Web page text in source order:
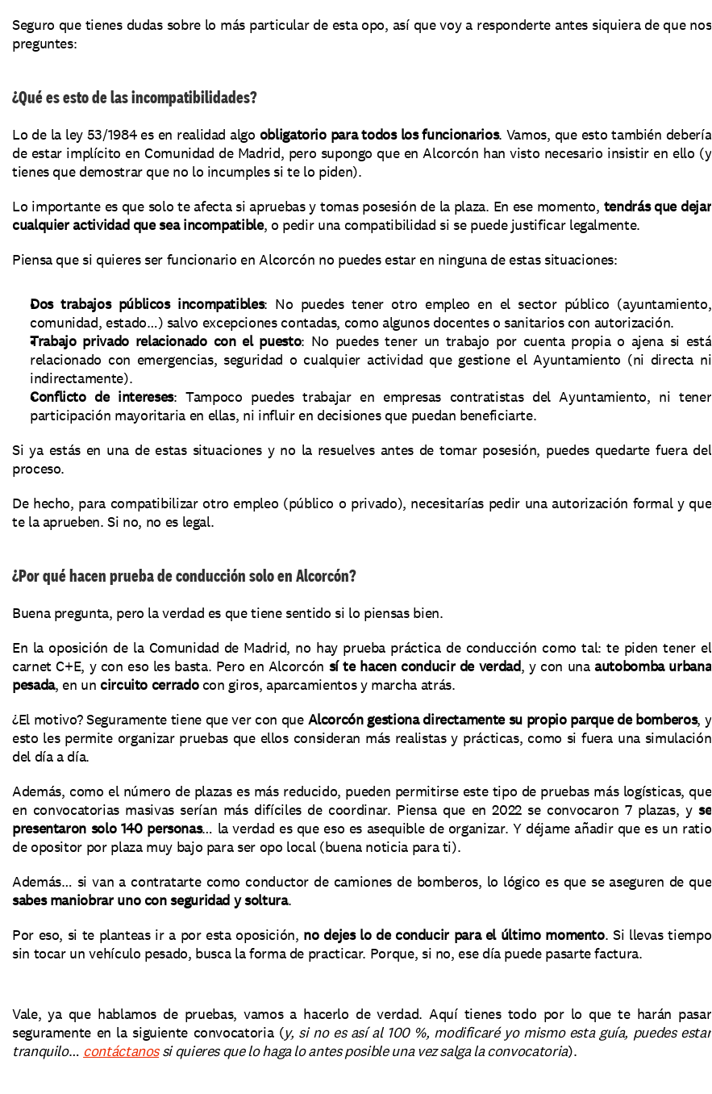
Seguro que tienes dudas sobre lo más particular de esta opo, así que voy a responderte antes siquiera de que nos
preguntes:
¿Qué es esto de las incompatibilidades?
Lo de la ley 53/1984 es en realidad algo obligatorio para todos los funcionarios. Vamos, que esto también debería
de estar implícito en Comunidad de Madrid, pero supongo que en Alcorcón han visto necesario insistir en ello (y
tienes que demostrar que no lo incumples si te lo piden).
Lo importante es que solo te afecta si apruebas y tomas posesión de la plaza. En ese momento, tendrás que dejar
cualquier actividad que sea incompatible, o pedir una compatibilidad si se puede justificar legalmente.
Piensa que si quieres ser funcionario en Alcorcón no puedes estar en ninguna de estas situaciones:
Dos trabajos públicos incompatibles: No puedes tener otro empleo en el sector público (ayuntamiento,
comunidad, estado…) salvo excepciones contadas, como algunos docentes o sanitarios con autorización.
Trabajo privado relacionado con el puesto: No puedes tener un trabajo por cuenta propia o ajena si está
relacionado con emergencias, seguridad o cualquier actividad que gestione el Ayuntamiento (ni directa ni
indirectamente).
Conflicto de intereses: Tampoco puedes trabajar en empresas contratistas del Ayuntamiento, ni tener
participación mayoritaria en ellas, ni influir en decisiones que puedan beneficiarte.
Si ya estás en una de estas situaciones y no la resuelves antes de tomar posesión, puedes quedarte fuera del
proceso.
De hecho, para compatibilizar otro empleo (público o privado), necesitarías pedir una autorización formal y que
te la aprueben. Si no, no es legal.
¿Por qué hacen prueba de conducción solo en Alcorcón?
Buena pregunta, pero la verdad es que tiene sentido si lo piensas bien.
En la oposición de la Comunidad de Madrid, no hay prueba práctica de conducción como tal: te piden tener el
carnet C+E, y con eso les basta. Pero en Alcorcón sí te hacen conducir de verdad, y con una autobomba urbana
pesada, en un circuito cerrado con giros, aparcamientos y marcha atrás.
¿El motivo? Seguramente tiene que ver con que Alcorcón gestiona directamente su propio parque de bomberos, y
esto les permite organizar pruebas que ellos consideran más realistas y prácticas, como si fuera una simulación
del día a día.
Además, como el número de plazas es más reducido, pueden permitirse este tipo de pruebas más logísticas, que
en convocatorias masivas serían más difíciles de coordinar. Piensa que en 2022 se convocaron 7 plazas, y se
presentaron solo 140 personas… la verdad es que eso es asequible de organizar. Y déjame añadir que es un ratio
de opositor por plaza muy bajo para ser opo local (buena noticia para ti).
sabes maniobrar uno con seguridad y soltura.
Por eso, si te planteas ir a por esta oposición, no dejes lo de conducir para el último momento. Si llevas tiempo
sin tocar un vehículo pesado, busca la forma de practicar. Porque, si no, ese día puede pasarte factura.
Vale, ya que hablamos de pruebas, vamos a hacerlo de verdad. Aquí tienes todo por lo que te harán pasar
seguramente en la siguiente convocatoria (y, si no es así al 100 %, modificaré yo mismo esta guía, puedes estar
tranquilo… contáctanos si quieres que lo haga lo antes posible una vez salga la convocatoria).